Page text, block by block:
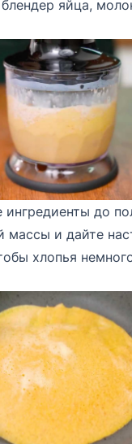
яйца,
ингредиенты до
массы и дайте
хлопья